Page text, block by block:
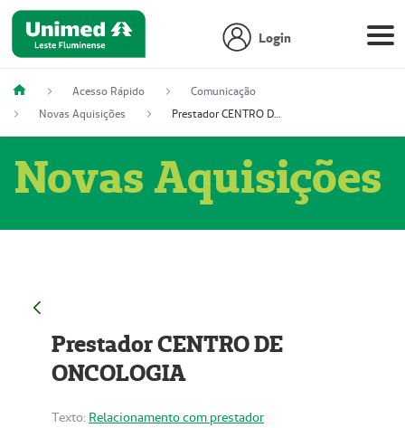
Login
Acesso Rápido
Comunicação
Novas Aquisições
Prestador CENTRO DE ONCOLOGIA
Novas Aquisições
Prestador CENTRO DE
ONCOLOGIA
Texto: Relacionamento com prestador